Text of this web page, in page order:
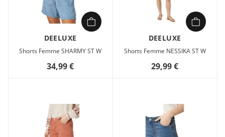
DEELUXE
Shorts Femme SHARMY ST W
34,99 €
DEELUXE
Shorts Femme NESSIKA ST W
29,99 €